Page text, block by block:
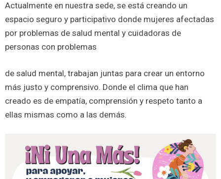
Actualmente en nuestra sede, se está creando un
espacio seguro y participativo donde mujeres afectadas
por problemas de salud mental y cuidadoras de
personas con problemas
de salud mental, trabajan juntas para crear un entorno
más justo y comprensivo. Donde el clima que han
creado es de empatía, comprensión y respeto tanto a
ellas mismas como a las demás.